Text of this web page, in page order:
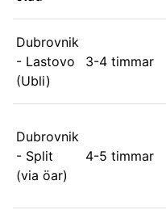
Dubrovnik
- Lastovo
(Ubli)
3-4 timmar
Dubrovnik
- Split
(via öar)
4-5 timmar